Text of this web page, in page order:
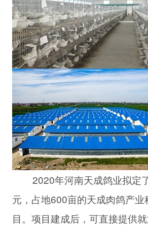
2020年河南天成鸽业拟定
元，占地600亩的天成肉鸽产业
目。项目建成后，可直接提供